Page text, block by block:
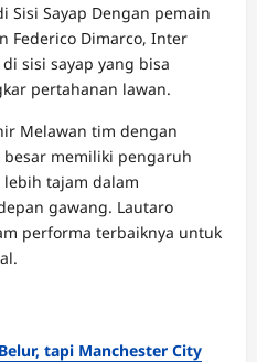
Sisi Sayap Dengan pemain
Federico Dimarco, Inter
sisi sayap yang bisa
pertahanan lawan.
Melawan tim dengan
memiliki pengaruh
tajam dalam
gawang. Lautaro
performa terbaiknya untuk
tapi Manchester City